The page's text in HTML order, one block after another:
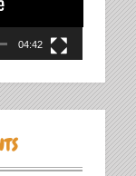
04:42